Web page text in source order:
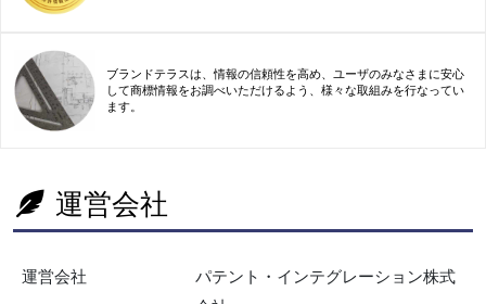
ブランドテラスは、情報の信頼性を高め、ユーザのみなさまに安心
して商標情報をお調べいただけるよう、様々な取組みを行なってい
ます。
運営会社
運営会社
パテント・インテグレーション株式